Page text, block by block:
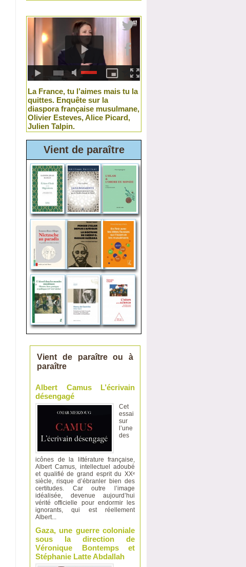
La France, tu l’aimes mais tu la
quittes. Enquête sur la
diaspora française musulmane,
Olivier Esteves, Alice Picard,
Julien Talpin.
Vient de paraître
Vient de paraître ou à
paraître
Albert Camus L’écrivain
désengagé
Cet
essai
sur
l’une
des
icônes de la littérature française,
Albert Camus, intellectuel adoubé
et qualifié de grand esprit du XXᵉ
siècle, risque d’ébranler bien des
certitudes. Car outre l’image
idéalisée, devenue aujourd’hui
vérité officielle pour endormir les
ignorants, qui est réellement
Albert...
Gaza, une guerre coloniale
sous la direction de
Véronique Bontemps et
Stéphanie Latte Abdallah